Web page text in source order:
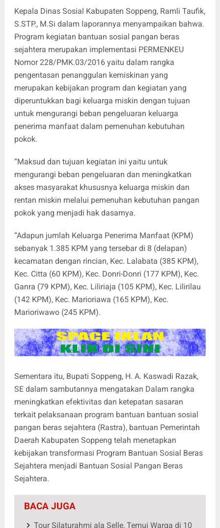
Kepala Dinas Sosial Kabupaten Soppeng, Ramli Taufik,
S.STP., M.Si dalam laporannya menyampaikan bahwa.
Program kegiatan bantuan sosial pangan beras
sejahtera merupakan implementasi PERMENKEU
Nomor 228/PMK.03/2016 yaitu dalam rangka
pengentasan penanggulan kemiskinan yang
merupakan kebijakan program dan kegiatan yang
diperuntukkan bagi keluarga miskin dengan tujuan
untuk mengurangi beban pengeluaran keluarga
penerima manfaat dalam pemenuhan kebutuhan
pokok.
“Maksud dan tujuan kegiatan ini yaitu untuk
mengurangi beban pengeluaran dan meningkatkan
akses masyarakat khususnya keluarga miskin dan
rentan miskin melalui pemenuhan kebutuhan pangan
pokok yang menjadi hak dasarnya.
“Adapun jumlah Keluarga Penerima Manfaat (KPM)
sebanyak 1.385 KPM yang tersebar di 8 (delapan)
kecamatan dengan rincian, Kec. Lalabata (385 KPM),
Kec. Citta (60 KPM), Kec. Donri-Donri (177 KPM), Kec.
Ganra (79 KPM), Kec. Liliriaja (105 KPM), Kec. Lilirilau
(142 KPM), Kec. Marioriawa (165 KPM), Kec.
Marioriwawo (245 KPM).
Sementara itu, Bupati Soppeng, H. A. Kaswadi Razak,
SE dalam sambutannya mengatakan Dalam rangka
meningkatkan efektivitas dan ketepatan sasaran
terkait pelaksanaan program bantuan bantuan sosial
pangan beras sejahtera (Rastra), bantuan Pemerintah
Daerah Kabupaten Soppeng telah menetapkan
kebijakan transformasi Program Bantuan Sosial Beras
Sejahtera menjadi Bantuan Sosial Pangan Beras
Sejahtera.
BACA JUGA
Tour Silaturahmi ala Selle, Temui Warga di 10